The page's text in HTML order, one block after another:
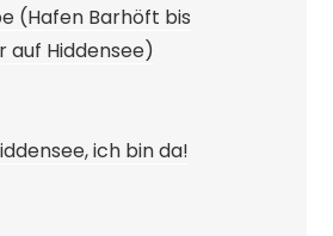
(Hafen Barhöft bis
auf Hiddensee)
ich bin da!